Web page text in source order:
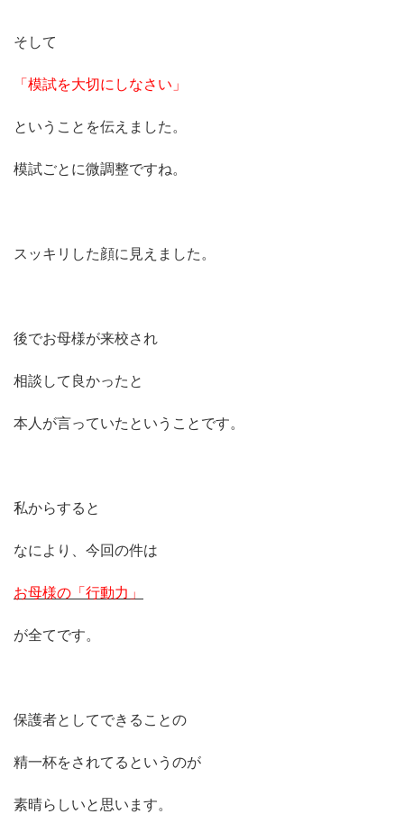
そして
「模試を大切にしなさい」
ということを伝えました。
模試ごとに微調整ですね。
スッキリした顔に見えました。
後でお母様が来校され
相談して良かったと
本人が言っていたということです。
私からすると
なにより、今回の件は
お母様の「行動力」
が全てです。
保護者としてできることの
精一杯をされてるというのが
素晴らしいと思います。